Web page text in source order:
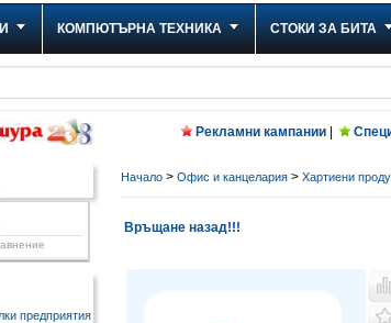
КОМПЮТЪРНА ТЕХНИКА СТОКИ ЗА БИТА
Рекламни кампании
предприятия
Начало > Офис и канцелария > Хартиени
Връщане назад!!!